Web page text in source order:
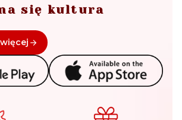
się kultura